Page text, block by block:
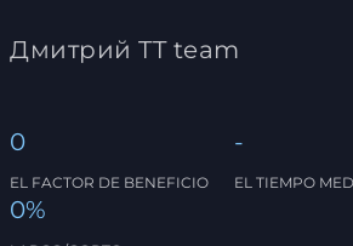
Дмитрий TT team
0
EL FACTOR DE BENEFICIO
-
EL TIEMPO
0%